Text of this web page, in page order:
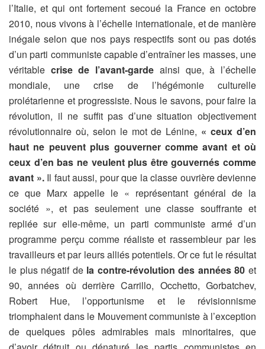
l’Italie, et qui ont fortement secoué la France en octobre
2010, nous vivons à l’échelle internationale, et de manière
inégale selon que nos pays respectifs sont ou pas dotés
d’un parti communiste capable d’entraîner les masses, une
véritable crise de l’avant-garde ainsi que, à l’échelle
mondiale, une crise de l’hégémonie culturelle
prolétarienne et progressiste. Nous le savons, pour faire la
révolution, il ne suffit pas d’une situation objectivement
révolutionnaire où, selon le mot de Lénine, « ceux d’en
haut ne peuvent plus gouverner comme avant et où
ceux d’en bas ne veulent plus être gouvernés comme
avant ».Il faut aussi, pour que la classe ouvrière devienne
ce que Marx appelle le « représentant général de la
société », et pas seulement une classe souffrante et
repliée sur elle-même, un parti communiste armé d’un
programme perçu comme réaliste et rassembleur par les
travailleurs et par leurs alliés potentiels. Or ce fut le résultat
le plus négatif de la contre-révolution des années 80 et
90, années où derrière Carrillo, Occhetto, Gorbatchev,
Robert Hue, l’opportunisme et le révisionnisme
triomphaient dans le Mouvement communiste à l’exception
de quelques pôles admirables mais minoritaires, que